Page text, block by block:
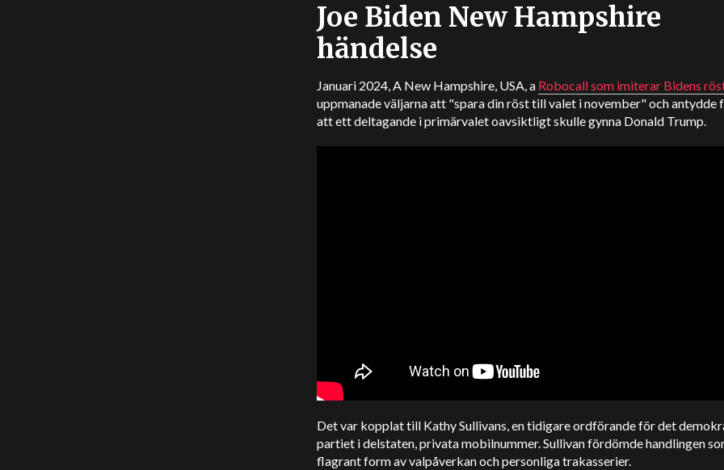
Joe Biden New Hampshire
händelse
Januari 2024, A New Hampshire, USA, a Robocall som imiterar Bidens
uppmanade väljarna att "spara din röst till valet i november" och
att ett deltagande i primärvalet oavsiktligt skulle gynna Donald Trump.
Det var kopplat till Kathy Sullivans, en tidigare ordförande för det
partiet i delstaten, privata mobilnummer. Sullivan fördömde handlingen
flagrant form av valpåverkan och personliga trakasserier.